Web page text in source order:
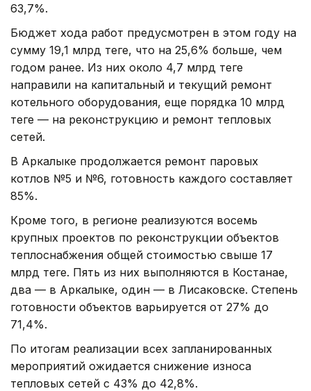
63,7%.
Бюджет хода работ предусмотрен в этом году на
сумму 19,1 млрд теңге, что на 25,6% больше, чем
годом ранее. Из них около 4,7 млрд теңге
направили на капитальный и текущий ремонт
котельного оборудования, еще порядка 10 млрд
теңге — на реконструкцию и ремонт тепловых
сетей.
В Аркалыке продолжается ремонт паровых
котлов №5 и №6, готовность каждого составляет
85%.
Кроме того, в регионе реализуются восемь
крупных проектов по реконструкции объектов
теплоснабжения общей стоимостью свыше 17
млрд теңге. Пять из них выполняются в Костанае,
два — в Аркалыке, один — в Лисаковске. Степень
готовности объектов варьируется от 27% до
71,4%.
По итогам реализации всех запланированных
мероприятий ожидается снижение износа
тепловых сетей с 43% до 42,8%.